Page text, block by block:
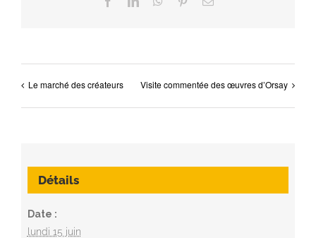
Le marché des créateurs Visite commentée des œuvres d’Orsay
Détails
Date :
lundi 15 juin